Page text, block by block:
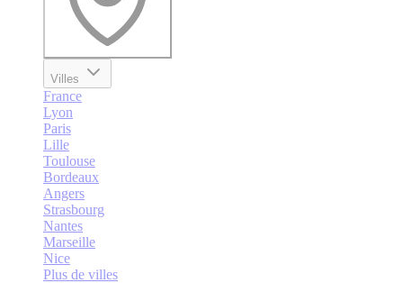
Villes
France
Lyon
Paris
Lille
Toulouse
Bordeaux
Angers
Strasbourg
Nantes
Marseille
Nice
Plus de villes